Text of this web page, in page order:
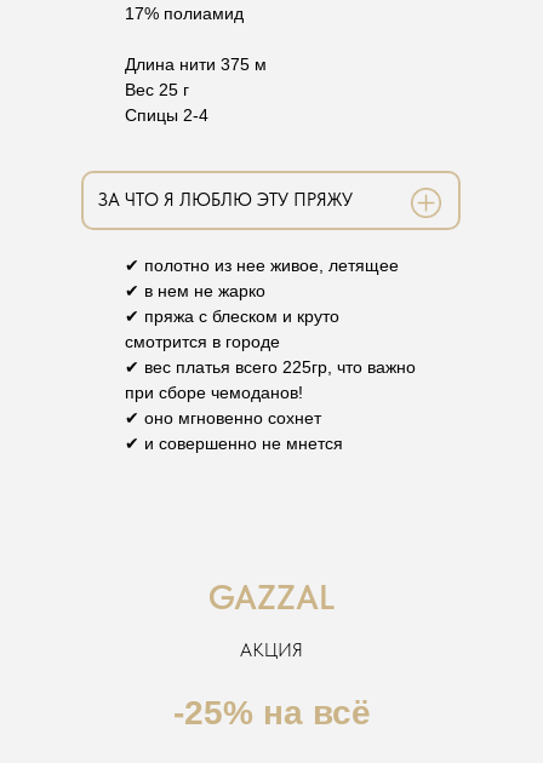
17% полиамид
Длина нити 375 м
Вес 25 г
Спицы 2-4
ЗА ЧТО Я ЛЮБЛЮ ЭТУ ПРЯЖУ
✔ полотно из нее живое, летящее
✔ в нем не жарко
✔ пряжа с блеском и круто
смотрится в городе
✔ вес платья всего 225гр, что важно
при сборе чемоданов!
✔ оно мгновенно сохнет
✔ и совершенно не мнется
GAZZAL
АКЦИЯ
-25% на всё